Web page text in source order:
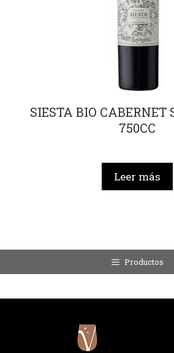
SIESTA BIO CABERNET
750CC
Leer más
Productos